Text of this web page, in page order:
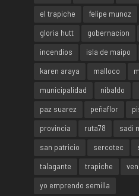
el trapiche
felipe munoz
gloria hutt
gobernacion
incendios
isla de maipo
karen araya
malloco
municipalidad
nibaldo
paz suarez
peñaflor
provincia
ruta78 sadi
san patricio
sercotec
talagante
trapiche
yo emprendo semilla